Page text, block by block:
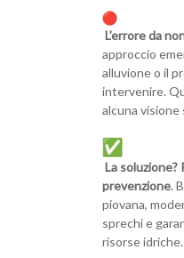
L’errore da
approccio
alluvione o il
intervenire.
alcuna
La
prevenzione.
piovana,
sprechi e
risorse idriche.